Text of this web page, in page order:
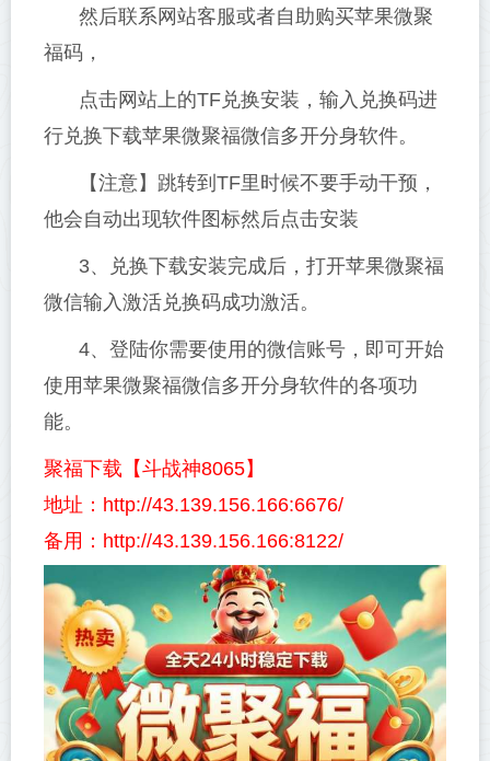
然后联系网站客服或者自助购买苹果微聚
福码，
点击网站上的TF兑换安装，输入兑换码进
行兑换下载苹果微聚福微信多开分身软件。
【注意】跳转到TF里时候不要手动干预，
他会自动出现软件图标然后点击安装
3、兑换下载安装完成后，打开苹果微聚福
微信输入激活兑换码成功激活。
4、登陆你需要使用的微信账号，即可开始
使用苹果微聚福微信多开分身软件的各项功
能。
聚福下载【斗战神8065】
地址：http://43.139.156.166:6676/
备用：http://43.139.156.166:8122/